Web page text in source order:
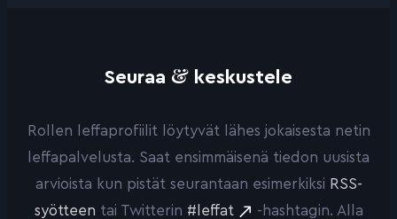
Seuraa & keskustele
Rollen leffaprofiilit löytyvät lähes jokaisesta netin
leffapalvelusta. Saat ensimmäisenä tiedon uusista
arvioista kun pistät seurantaan esimerkiksi RSS-
syötteen tai Twitterin #leffat -hashtagin. Alla